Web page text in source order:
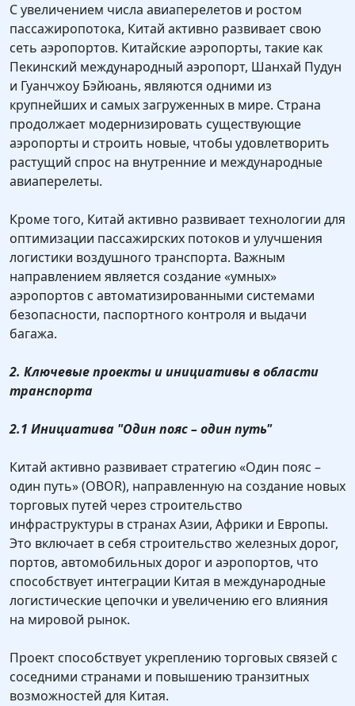
С увеличением числа авиаперелетов и ростом
пассажиропотока, Китай активно развивает свою
сеть аэропортов. Китайские аэропорты, такие как
Пекинский международный аэропорт, Шанхай Пудун
и Гуанчжоу Бэйюань, являются одними из
крупнейших и самых загруженных в мире. Страна
продолжает модернизировать существующие
аэропорты и строить новые, чтобы удовлетворить
растущий спрос на внутренние и международные
авиаперелеты.
Кроме того, Китай активно развивает технологии для
оптимизации пассажирских потоков и улучшения
логистики воздушного транспорта. Важным
направлением является создание «умных»
аэропортов с автоматизированными системами
безопасности, паспортного контроля и выдачи
багажа.
2. Ключевые проекты и инициативы в области
транспорта
2.1 Инициатива "Один пояс – один путь"
Китай активно развивает стратегию «Один пояс –
один путь» (OBOR), направленную на создание новых
торговых путей через строительство
инфраструктуры в странах Азии, Африки и Европы.
Это включает в себя строительство железных дорог,
портов, автомобильных дорог и аэропортов, что
способствует интеграции Китая в международные
логистические цепочки и увеличению его влияния
на мировой рынок.
Проект способствует укреплению торговых связей с
соседними странами и повышению транзитных
возможностей для Китая.